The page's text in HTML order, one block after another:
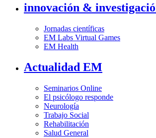
innovación &
Jornadas científicas
EM Labs Virtual Games
EM Health
Actualidad EM
Seminarios Online
El psicólogo responde
Neurología
Trabajo Social
Rehabilitación
Salud General